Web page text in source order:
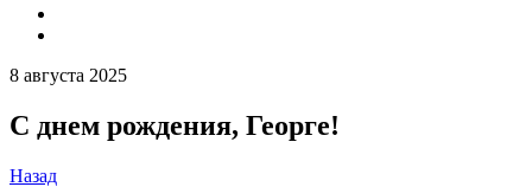
8 августа 2025
С днем рождения, Георге!
Назад